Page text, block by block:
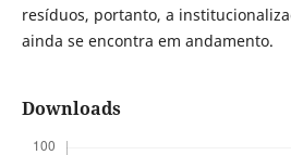
resíduos, portanto, a
ainda se encontra em andamento.
Downloads